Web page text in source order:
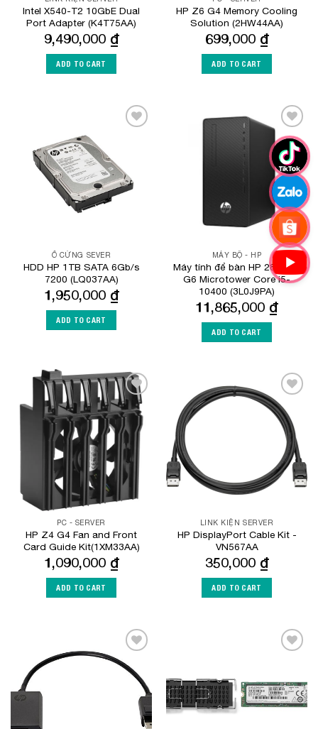
Intel X540-T2 10GbE Dual
Port Adapter (K4T75AA)
9,490,000 ₫
ADD TO CART
HP Z6 G4 Memory Cooling
Solution (2HW44AA)
699,000 ₫
ADD TO CART
Ổ CỨNG SEVER
HDD HP 1TB SATA 6Gb/s
7200 (LQ037AA)
1,950,000 ₫
ADD TO CART
Add to
Wishlist
MÁY BỘ - HP
Máy tính để bàn HP 280 Pro
G6 Microtower Core i5-
10400 (3L0J9PA)
11,865,000 ₫
ADD TO CART
Add to
Wishlist
PC - SERVER
HP Z4 G4 Fan and Front
Card Guide Kit(1XM33AA)
1,090,000 ₫
ADD TO CART
Add to
Wishlist
LINK KIỆN SERVER
HP DisplayPort Cable Kit -
VN567AA
350,000 ₫
ADD TO CART
Add to
Wishlist